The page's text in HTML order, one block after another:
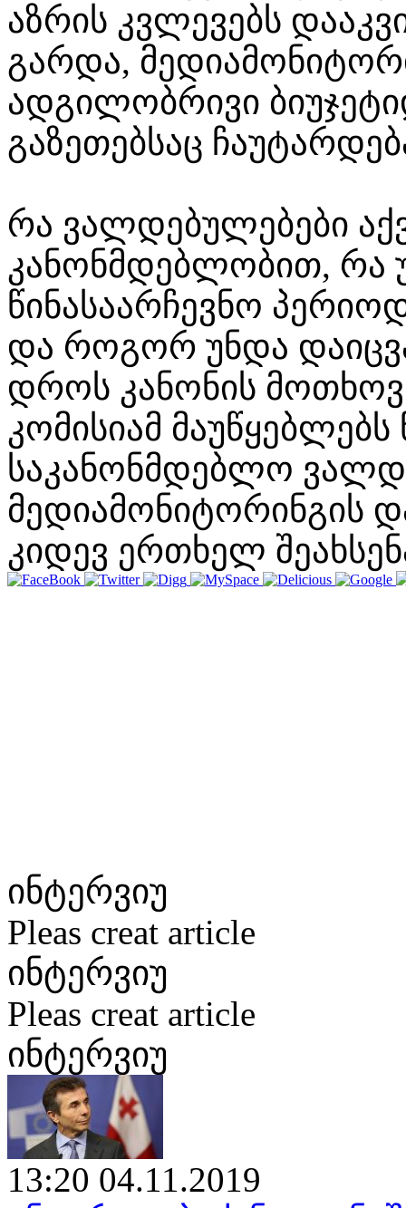
აზრის კვლევებს
გარდა,
ადგილობრივი
გაზეთებსაც
რა ვალდებულებები
კანონმდებლობით, რა
წინასაარჩევნო
და როგორ უნდა
დროს კანონის
კომისიამ
საკანონმდებლო
მედიამონიტორინგის
კიდევ ერთხელ
ინტერვიუ
Pleas creat article
ინტერვიუ
Pleas creat article
ინტერვიუ
13:20 04.11.2019